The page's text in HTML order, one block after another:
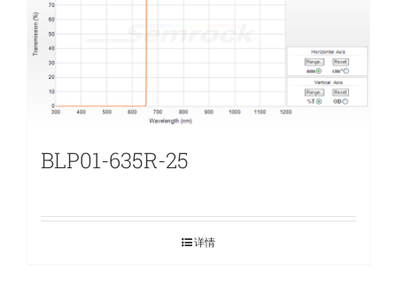
BLP01-635R-25
详情